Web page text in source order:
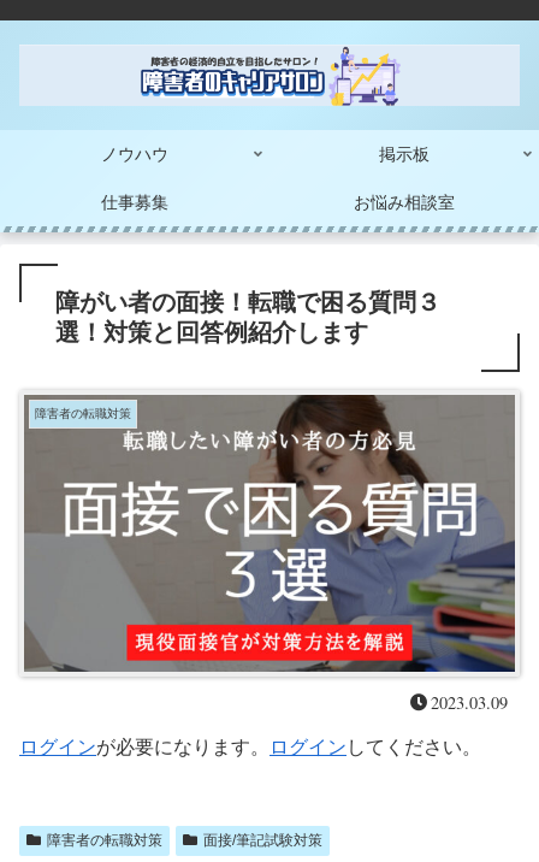
ノウハウ 掲示板
仕事募集 お悩み相談室
障がい者の面接！転職で困る質問３
選！対策と回答例紹介します
障害者の転職対策
2023.03.09
ログインが必要になります。 ログイン してください。
障害者の転職対策 面接/筆記試験対策